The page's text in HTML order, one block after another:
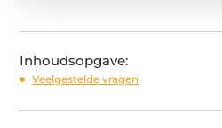
Inhoudsopgave:
Veelgestelde vragen